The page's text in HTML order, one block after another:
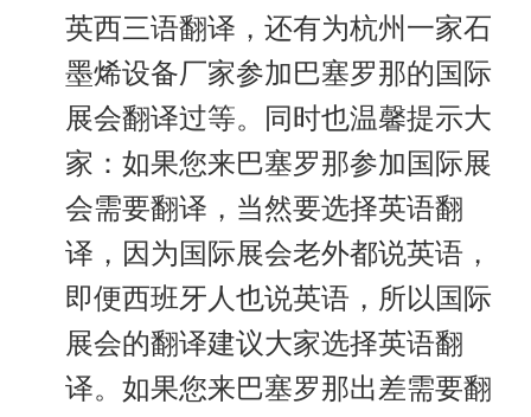
英西三语翻译，还有为杭州一家石
墨烯设备厂家参加巴塞罗那的国际
展会翻译过等。同时也温馨提示大
家：如果您来巴塞罗那参加国际展
会需要翻译，当然要选择英语翻
译，因为国际展会老外都说英语，
即便西班牙人也说英语，所以国际
展会的翻译建议大家选择英语翻
译。如果您来巴塞罗那出差需要翻